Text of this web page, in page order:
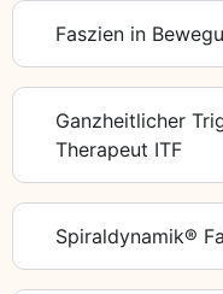
Faszien in
Ganzheitlicher
Therapeut ITF
Spiraldynamik®